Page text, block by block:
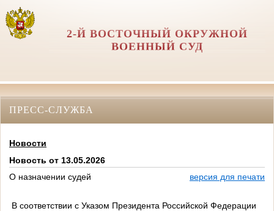
2-Й ВОСТОЧНЫЙ ОКРУЖНОЙ
ВОЕННЫЙ СУД
ПРЕСС-СЛУЖБА
Новости
Новость от 13.05.2026
О назначении судей
версия для печати
В соответствии с Указом Президента Российской Федерации